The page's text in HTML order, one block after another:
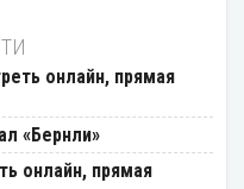
онлайн, прямая
«Бернли»
онлайн, прямая